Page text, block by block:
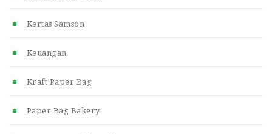
Kertas Samson
Keuangan
Kraft Paper Bag
Paper Bag Bakery